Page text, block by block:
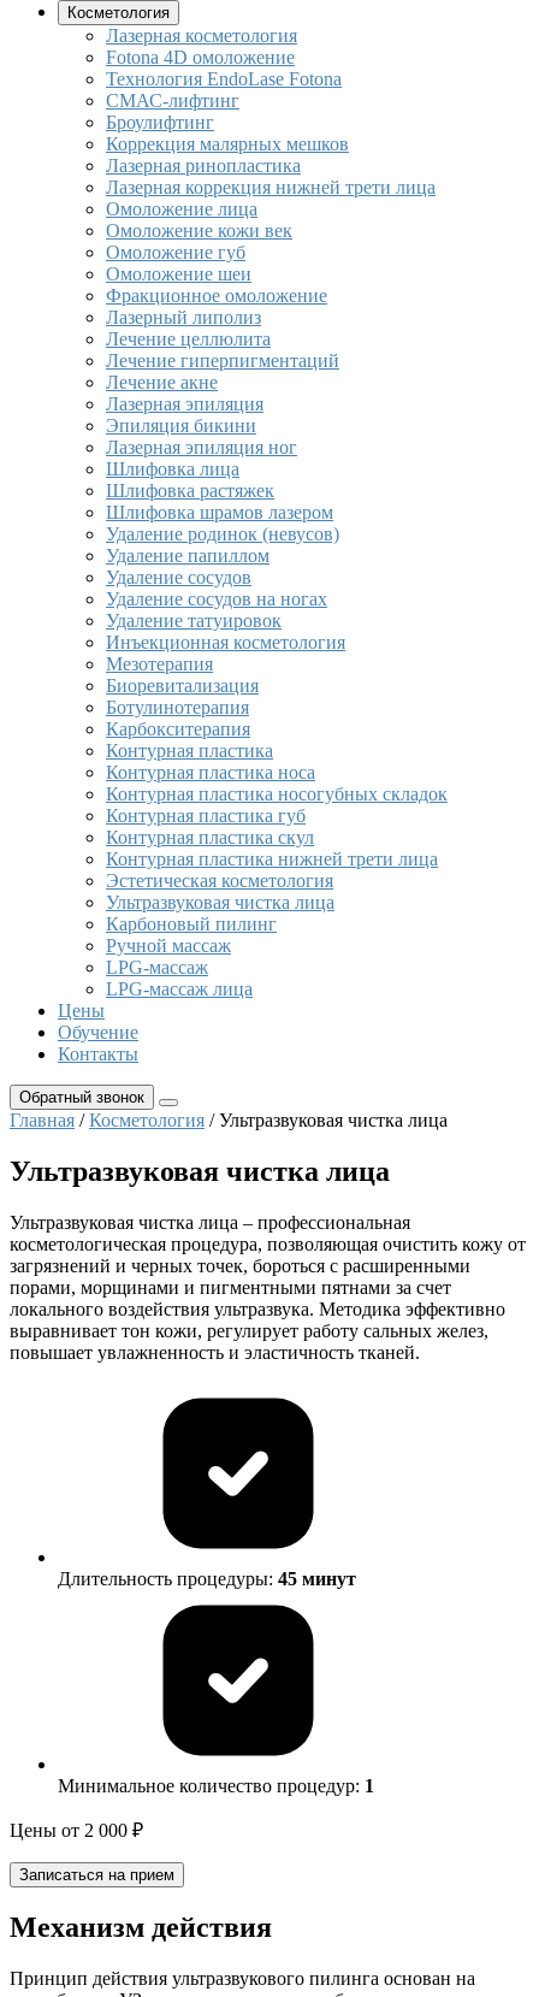
Косметология
Лазерная косметология
Fotona 4D омоложение
Технология EndoLase Fotona
СМАС-лифтинг
Броулифтинг
Коррекция малярных мешков
Лазерная ринопластика
Лазерная коррекция нижней трети лица
Омоложение лица
Омоложение кожи век
Омоложение губ
Омоложение шеи
Фракционное омоложение
Лазерный липолиз
Лечение целлюлита
Лечение гиперпигментаций
Лечение акне
Лазерная эпиляция
Эпиляция бикини
Лазерная эпиляция ног
Шлифовка лица
Шлифовка растяжек
Шлифовка шрамов лазером
Удаление родинок (невусов)
Удаление папиллом
Удаление сосудов
Удаление сосудов на ногах
Удаление татуировок
Инъекционная косметология
Мезотерапия
Биоревитализация
Ботулинотерапия
Карбокситерапия
Контурная пластика
Контурная пластика носа
Контурная пластика носогубных складок
Контурная пластика губ
Контурная пластика скул
Контурная пластика нижней трети лица
Эстетическая косметология
Ультразвуковая чистка лица
Карбоновый пилинг
Ручной массаж
LPG-массаж
LPG-массаж лица
Цены
Обучение
Контакты
Обратный звонок
Главная /Косметология / Ультразвуковая чистка лица
Ультразвуковая чистка лица
Ультразвуковая чистка лица – профессиональная
косметологическая процедура, позволяющая очистить кожу от
загрязнений и черных точек, бороться с расширенными
порами, морщинами и пигментными пятнами за счет
локального воздействия ультразвука. Методика эффективно
выравнивает тон кожи, регулирует работу сальных желез,
повышает увлажненность и эластичность тканей.
Длительность процедуры: 45 минут
Минимальное количество процедур: 1
Цены от 2 000 ₽
Записаться на прием
Механизм действия
Принцип действия ультразвукового пилинга основан на